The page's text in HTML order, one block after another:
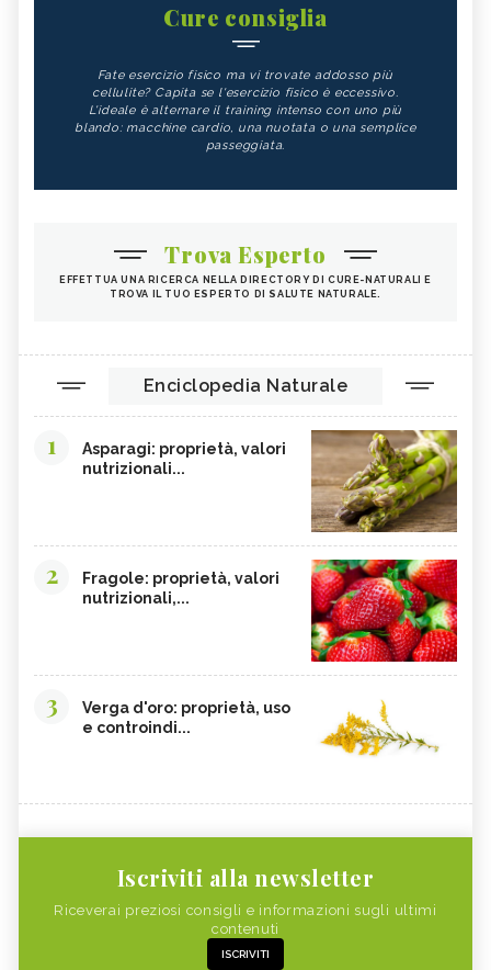
Cure consiglia
Fate esercizio fisico ma vi trovate addosso più
cellulite? Capita se l'esercizio fisico è eccessivo.
L'ideale è alternare il training intenso con uno più
blando: macchine cardio, una nuotata o una semplice
passeggiata.
Trova Esperto
EFFETTUA UNA RICERCA NELLA DIRECTORY DI CURE-NATURALI E
TROVA IL TUO ESPERTO DI SALUTE NATURALE.
Enciclopedia Naturale
1
Asparagi: proprietà, valori
nutrizionali...
2
Fragole: proprietà, valori
nutrizionali,...
3
Verga d'oro: proprietà, uso
e controindi...
Iscriviti alla newsletter
Riceverai preziosi consigli e informazioni sugli ultimi
contenuti
ISCRIVITI